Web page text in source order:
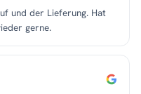
und der Lieferung. Hat
gerne.